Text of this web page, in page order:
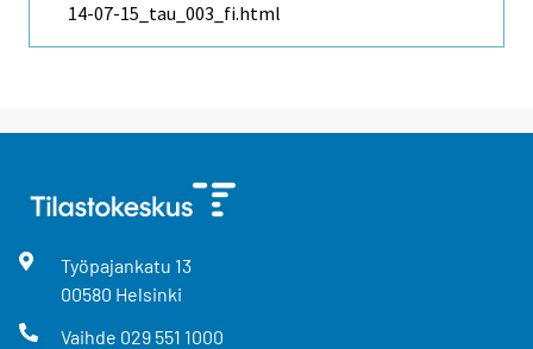
14-07-15_tau_003_fi.html
Työpajankatu 13
00580 Helsinki
Vaihde 029 551 1000